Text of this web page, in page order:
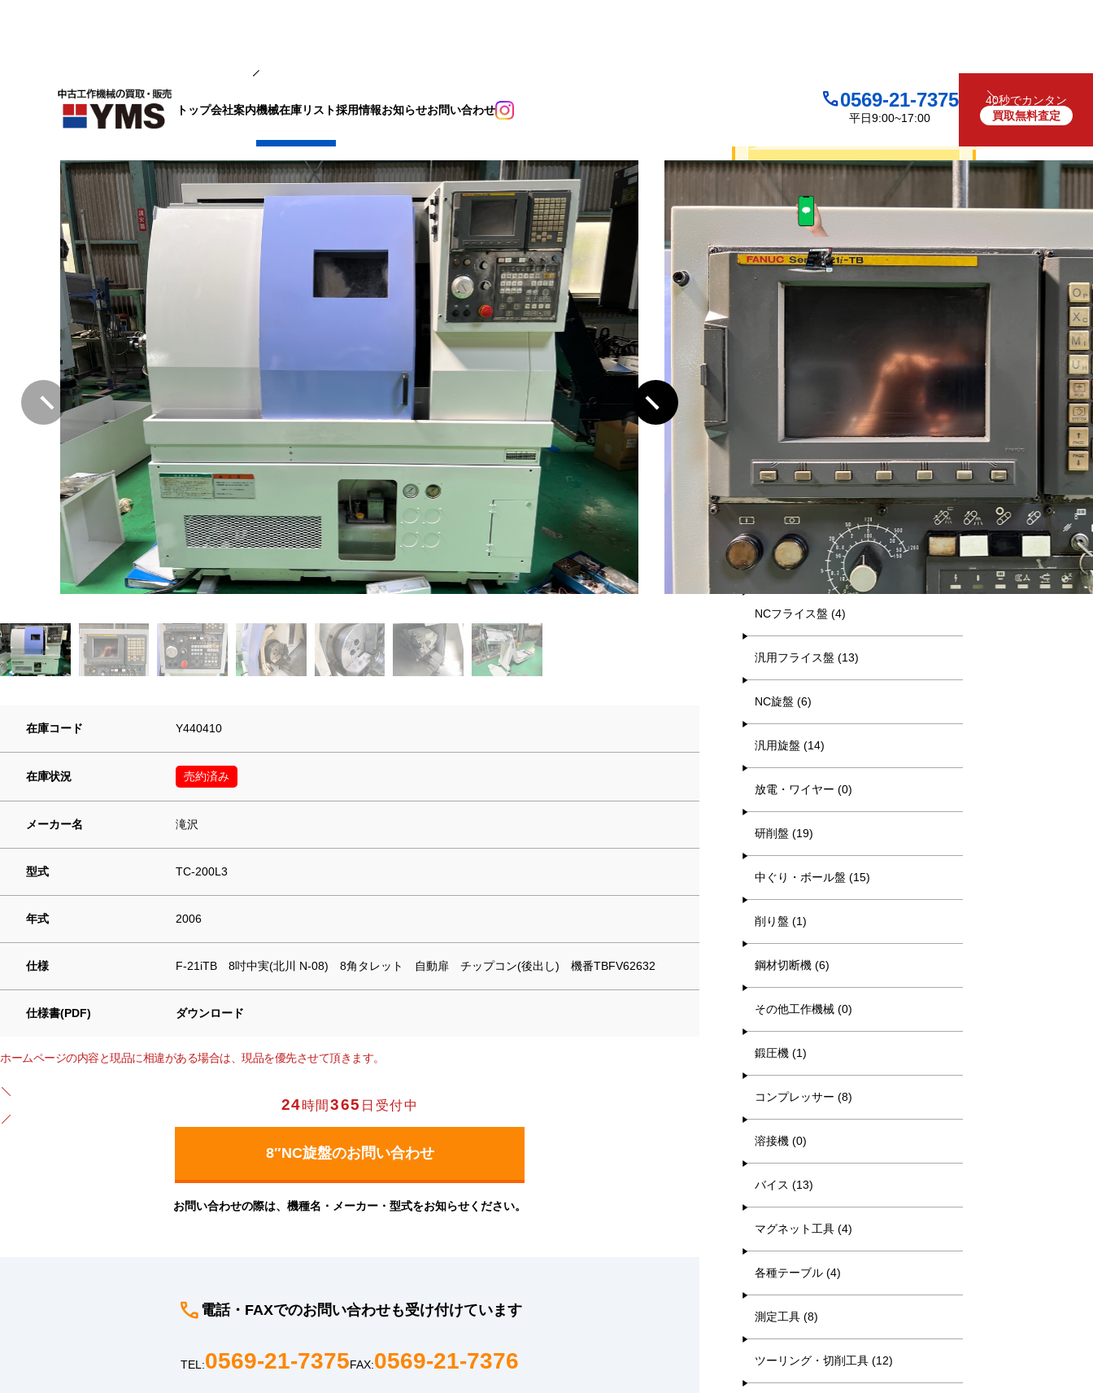
トップ会社案内機械在庫リスト採用情報お知らせお問い合わせ 0569-21-7375
平日9:00~17:00
40秒でカンタン
買取無料査定
8″NC旋盤
在庫コード Y440410
在庫状況 売約済み
メーカー名 滝沢
型式 TC-200L3
年式 2006
仕様 F-21iTB 8吋中実(北川 N-08) 8角タレット 自動扉 チップコン(後出し) 機番TBFV62632
仕様書(PDF) ダウンロード
ホームページの内容と現品に相違がある場合は、現品を優先させて頂きます。
24時間365 日受付中
お問い合わせの際は、機種名・メーカー・型式をお知らせください。
電話・FAXでのお問い合わせも受け付けています
TEL:0569-21-7375FAX:0569-21-7376
買取について
お見積り・査定は無料
LINEで査定
買取フォームで査定
0569-21-7375
平日9:00~17:00
キーワード検索
カテゴリー一覧
マシニング (8)
NCフライス盤 (4)
汎用フライス盤 (13)
NC旋盤 (6)
汎用旋盤 (14)
放電・ワイヤー (0)
研削盤 (19)
中ぐり・ボール盤 (15)
削り盤 (1)
鋼材切断機 (6)
その他工作機械 (0)
鍛圧機 (1)
コンプレッサー (8)
溶接機 (0)
バイス (13)
マグネット工具 (4)
各種テーブル (4)
測定工具 (8)
ツーリング・切削工具 (12)